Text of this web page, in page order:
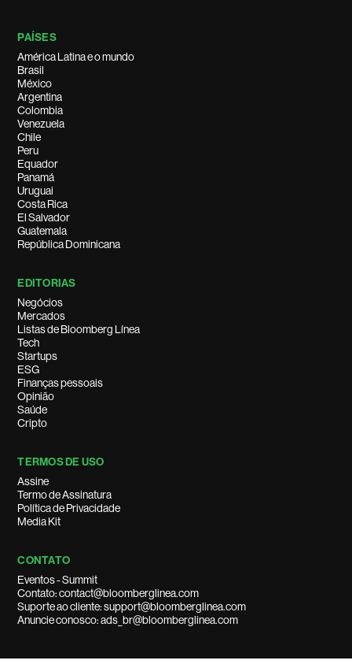
PAÍSES
América Latina e o mundo
Brasil
México
Argentina
Colombia
Venezuela
Chile
Peru
Equador
Panamá
Uruguai
Costa Rica
El Salvador
Guatemala
República Dominicana
EDITORIAS
Negócios
Mercados
Listas de Bloomberg Línea
Tech
Startups
ESG
Finanças pessoais
Opinião
Saúde
Cripto
TERMOS DE USO
Assine
Termo de Assinatura
Política de Privacidade
Media Kit
CONTATO
Eventos - Summit
Contato: contact@bloomberglinea.com
Suporte ao cliente: support@bloomberglinea.com
Anuncie conosco: ads_br@bloomberglinea.com